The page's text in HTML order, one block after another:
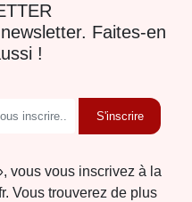
Faites-en
!
S'inscrire
vous vous inscrivez à la
Vous trouverez de plus